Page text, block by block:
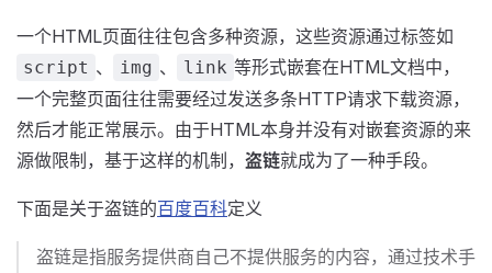
一个HTML页面往往包含多种资源，这些资源通过标签如
script 、 img 、 link 等形式嵌套在HTML文档中，
一个完整页面往往需要经过发送多条HTTP请求下载资源，
然后才能正常展示。由于HTML本身并没有对嵌套资源的来
源做限制，基于这样的机制， 盗链就成为了一种手段。
下面是关于盗链的百度百科定义
盗链是指服务提供商自己不提供服务的内容，通过技术手